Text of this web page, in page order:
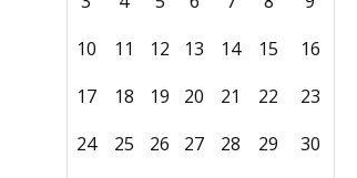
10
11 12 13 14 15
16
17
18 19 20 21 22
23
24
25 26 27 28 29
30